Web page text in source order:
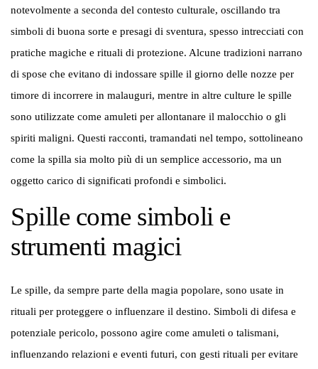
notevolmente a seconda del contesto culturale, oscillando tra
simboli di buona sorte e presagi di sventura, spesso intrecciati con
pratiche magiche e rituali di protezione. Alcune tradizioni narrano
di spose che evitano di indossare spille il giorno delle nozze per
timore di incorrere in malauguri, mentre in altre culture le spille
sono utilizzate come amuleti per allontanare il malocchio o gli
spiriti maligni. Questi racconti, tramandati nel tempo, sottolineano
come la spilla sia molto più di un semplice accessorio, ma un
oggetto carico di significati profondi e simbolici.
Spille come simboli e
strumenti magici
Le spille, da sempre parte della magia popolare, sono usate in
rituali per proteggere o influenzare il destino. Simboli di difesa e
potenziale pericolo, possono agire come amuleti o talismani,
influenzando relazioni e eventi futuri, con gesti rituali per evitare